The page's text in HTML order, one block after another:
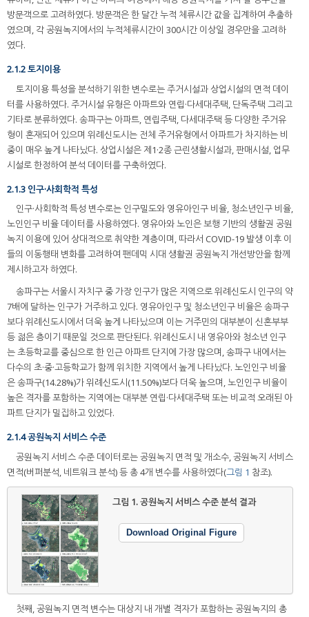
방문객으로 고려하였다. 방문객은 한 달간 누적 체류시간 값을 집계하여 추출하
였으며, 각 공원녹지에서의 누적체류시간이 300시간 이상일 경우만을 고려하
였다.
2.1.2 토지이용
토지이용 특성을 분석하기 위한 변수로는 주거시설과 상업시설의 면적 데이
터를 사용하였다. 주거시설 유형은 아파트와 연립·다세대주택, 단독주택 그리고
기타로 분류하였다. 송파구는 아파트, 연립주택, 다세대주택 등 다양한 주거유
형이 혼재되어 있으며 위례신도시는 전체 주거유형에서 아파트가 차지하는 비
중이 매우 높게 나타났다. 상업시설은 제1·2종 근린생활시설과, 판매시설, 업무
시설로 한정하여 분석 데이터를 구축하였다.
2.1.3 인구·사회학적 특성
인구·사회학적 특성 변수로는 인구밀도와 영유아인구 비율, 청소년인구 비율,
노인인구 비율 데이터를 사용하였다. 영유아와 노인은 보행 기반의 생활권 공원
녹지 이용에 있어 상대적으로 취약한 계층이며, 따라서 COVID-19 발생 이후 이
들의 이동행태 변화를 고려하여 팬데믹 시대 생활권 공원녹지 개선방안을 함께
제시하고자 하였다.
송파구는 서울시 자치구 중 가장 인구가 많은 지역으로 위례신도시 인구의 약
7배에 달하는 인구가 거주하고 있다. 영유아인구 및 청소년인구 비율은 송파구
보다 위례신도시에서 더욱 높게 나타났으며 이는 거주민의 대부분이 신혼부부
등 젊은 층이기 때문일 것으로 판단된다. 위례신도시 내 영유아와 청소년 인구
는 초등학교를 중심으로 한 인근 아파트 단지에 가장 많으며, 송파구 내에서는
다수의 초·중·고등학교가 함께 위치한 지역에서 높게 나타났다. 노인인구 비율
은 송파구(14.28%)가 위례신도시(11.50%)보다 더욱 높으며, 노인인구 비율이
높은 격자를 포함하는 지역에는 대부분 연립·다세대주택 또는 비교적 오래된 아
파트 단지가 밀집하고 있었다.
2.1.4 공원녹지 서비스 수준
공원녹지 서비스 수준 데이터로는 공원녹지 면적 및 개소수, 공원녹지 서비스
면적(버퍼분석, 네트워크 분석) 등 총 4개 변수를 사용하였다(그림 1 참조).
그림 1.공원녹지 서비스 수준 분석 결과
Download Original Figure
첫째, 공원녹지 면적 변수는 대상지 내 개별 격자가 포함하는 공원녹지의 총